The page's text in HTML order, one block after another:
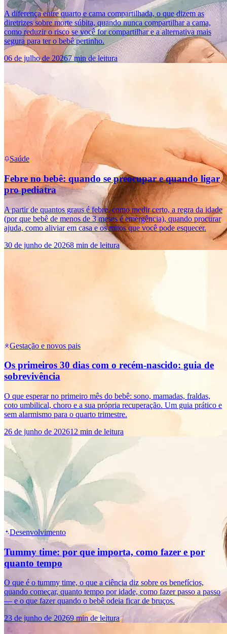
A diferença entre quarto e cama compartilhada, o que dizem as
diretrizes sobre morte súbita, quando nunca compartilhar a cama,
como reduzir o risco se você for compartilhar e a alternativa mais
segura para ter o bebê pertinho.
06 de julho de 20267 min de leitura
Saúde
Febre no bebê: quando se preocupar e quando ligar
pro pediatra
A partir de quantos graus é febre, como medir certo, a regra da idade
(por que bebê de menos de 3 meses é emergência), quando procurar
ajuda, como aliviar em casa e os mitos que você pode esquecer.
30 de junho de 20268 min de leitura
Gestação e novos pais
Os primeiros 30 dias com o recém-nascido: guia de
sobrevivência
O que esperar no primeiro mês do bebê: sono, mamadas, fraldas,
coto umbilical, choro e a sua própria recuperação. Um guia prático e
sem alarmismo para o quarto trimestre.
26 de junho de 202612 min de leitura
Desenvolvimento
Tummy time: por que importa, como fazer e por
quanto tempo
O que é o tummy time, o que a ciência diz sobre os benefícios,
quando começar, quanto tempo por idade, como fazer passo a passo
— e o que fazer quando o bebê odeia ficar de bruços.
23 de junho de 20269 min de leitura